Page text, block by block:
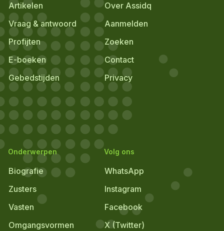
Artikelen
Vraag & antwoord
Profijten
E-boeken
Gebedstijden
Over Assidq
Aanmelden
Zoeken
Contact
Privacy
Onderwerpen
Biografie
Zusters
Vasten
Omgangsvormen
Volg ons
WhatsApp
Instagram
Facebook
X (Twitter)